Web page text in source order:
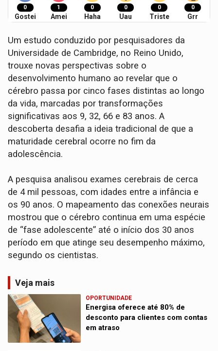
0
Gostei
1
Amei
0
Haha
0
Uau
0
Triste
0
Grr
Um estudo conduzido por pesquisadores da
Universidade de Cambridge, no Reino Unido,
trouxe novas perspectivas sobre o
desenvolvimento humano ao revelar que o
cérebro passa por cinco fases distintas ao longo
da vida, marcadas por transformações
significativas aos 9, 32, 66 e 83 anos. A
descoberta desafia a ideia tradicional de que a
maturidade cerebral ocorre no fim da
adolescência.
A pesquisa analisou exames cerebrais de cerca
de 4 mil pessoas, com idades entre a infância e
os 90 anos. O mapeamento das conexões neurais
mostrou que o cérebro continua em uma espécie
de “fase adolescente” até o início dos 30 anos
período em que atinge seu desempenho máximo,
segundo os cientistas.
Veja mais
OPORTUNIDADE
Energisa oferece até 80% de
desconto para clientes com contas
em atraso